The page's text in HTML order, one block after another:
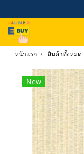
หน้าแรก สินค้าทั้งหมด
New